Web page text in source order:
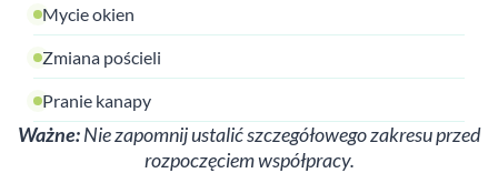
Mycie okien
Zmiana pościeli
Pranie kanapy
Ważne:Nie zapomnij ustalić szczegółowego zakresu przed
rozpoczęciem współpracy.